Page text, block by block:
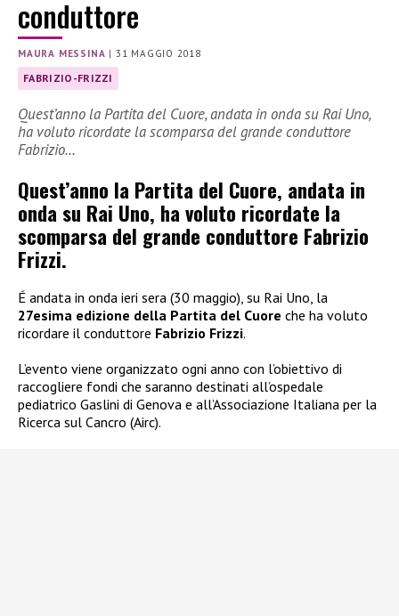
conduttore
MAURA MESSINA | 31 MAGGIO 2018
FABRIZIO-FRIZZI
Quest’anno la Partita del Cuore, andata in onda su Rai Uno,
ha voluto ricordate la scomparsa del grande conduttore
Fabrizio…
Quest’anno la Partita del Cuore, andata in
onda su Rai Uno, ha voluto ricordate la
scomparsa del grande conduttore Fabrizio
Frizzi.
É andata in onda ieri sera (30 maggio), su Rai Uno, la
27esima edizione della Partita del Cuore che ha voluto
ricordare il conduttore Fabrizio Frizzi.
L’evento viene organizzato ogni anno con l’obiettivo di
raccogliere fondi che saranno destinati all’ospedale
pediatrico Gaslini di Genova e all’Associazione Italiana per la
Ricerca sul Cancro (Airc).